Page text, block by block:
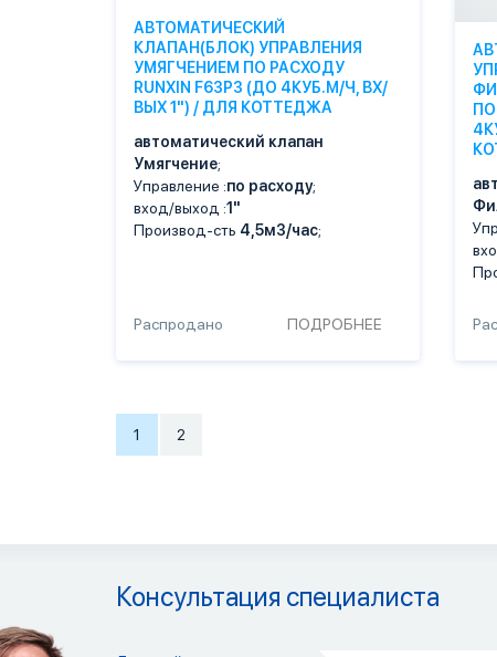
АВТОМАТИЧЕСКИЙ
КЛАПАН(БЛОК) УПРАВЛЕНИЯ
УМЯГЧЕНИЕМ ПО РАСХОДУ
RUNXIN F63P3 (ДО 4КУБ.М/Ч, ВХ/
ВЫХ 1") / ДЛЯ КОТТЕДЖА
автоматический клапан
Умягчение;
Управление :по расходу;
вход/выход :1"
Производ-сть 4,5м3/час;
Распродано ПОДРОБНЕЕ
ПО
1 2
Консультация специалиста